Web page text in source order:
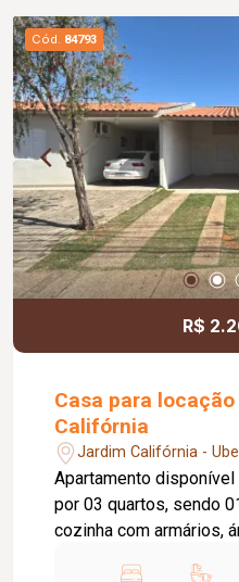
qualidade de vida para
Cód. 84793
R$
Casa para
Califórnia
Jardim Califórnia -
Apartamento
por 03 quartos, sendo
cozinha com armários,